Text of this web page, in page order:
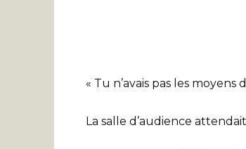
« Tu n’avais pas les
La salle d’audience